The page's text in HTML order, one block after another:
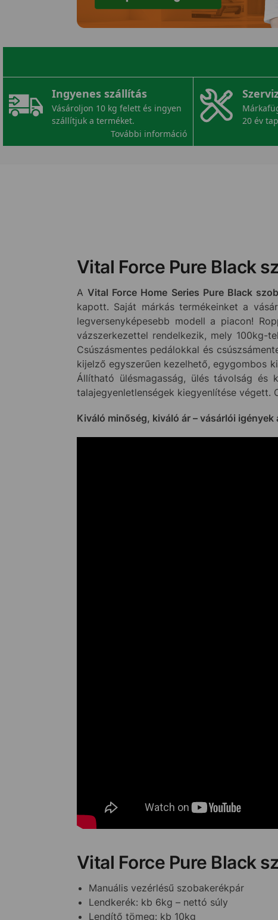
Ingyenes szállítás
Vásároljon 10 kg felett és ingyen
szállítjuk a terméket.
További információ
20 év
Vital Force Pure Black
AVital Force Home Series Pure Black
kapott. Saját márkás termékeinket a
legversenyképesebb modell a piacon!
vázszerkezettel rendelkezik, mely 100kg-
Csúszásmentes pedálokkal és
kijelző egyszerűen kezelhető, egygombos
Állítható ülésmagasság, ülés távolság
talajegyenletlenségek kiegyenlítése végett.
Kiváló minőség, kiváló ár – vásárlói igények
Vital Force Pure Black
Manuális vezérlésű szobakerékpár
Lendkerék: kb 6kg – nettó súly
Lendítő tömeg: kb 10kg